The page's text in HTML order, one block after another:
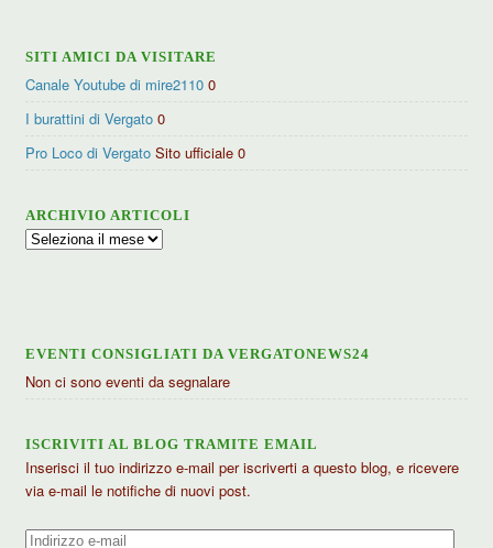
SITI AMICI DA VISITARE
Canale Youtube di mire2110 0
I burattini di Vergato 0
Pro Loco di Vergato Sito ufficiale 0
ARCHIVIO ARTICOLI
Archivio
EVENTI CONSIGLIATI DA VERGATONEWS24
Non ci sono eventi da segnalare
ISCRIVITI AL BLOG TRAMITE EMAIL
Inserisci il tuo indirizzo e-mail per iscriverti a questo blog, e ricevere
via e-mail le notifiche di nuovi post.
Indirizzo